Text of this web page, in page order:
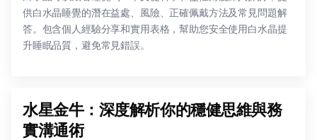
供白水晶睡覺的潛在益處、風險、正確佩戴方法及常見問題解
答。包含個人經驗分享和實用表格，幫助您安全使用白水晶提
升睡眠品質，避免常見錯誤。
水星金牛：深度解析你的穩健思維與務
實溝通術